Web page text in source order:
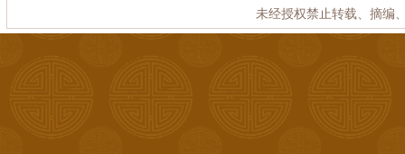
未经授权禁止转载、摘编